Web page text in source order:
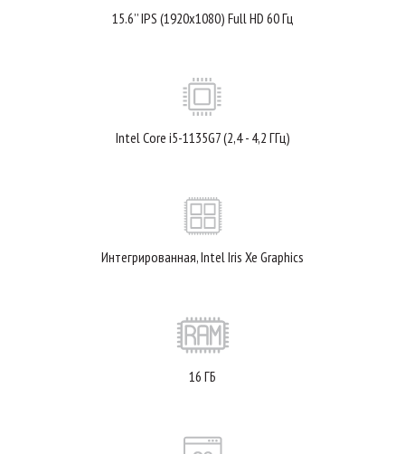
15.6’’ IPS (1920x1080) Full HD 60 Гц
Intel Core i5-1135G7 (2,4 - 4,2 ГГц)
Интегрированная, Intel Iris Xe Graphics
16 ГБ